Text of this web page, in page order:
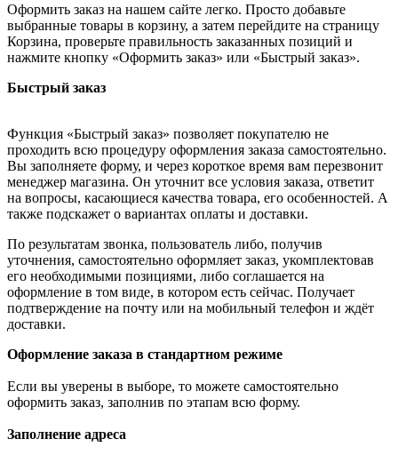
Оформить заказ на нашем сайте легко. Просто добавьте
выбранные товары в корзину, а затем перейдите на страницу
Корзина, проверьте правильность заказанных позиций и
нажмите кнопку «Оформить заказ» или «Быстрый заказ».
Быстрый заказ
Функция «Быстрый заказ» позволяет покупателю не
проходить всю процедуру оформления заказа самостоятельно.
Вы заполняете форму, и через короткое время вам перезвонит
менеджер магазина. Он уточнит все условия заказа, ответит
на вопросы, касающиеся качества товара, его особенностей. А
также подскажет о вариантах оплаты и доставки.
По результатам звонка, пользователь либо, получив
уточнения, самостоятельно оформляет заказ, укомплектовав
его необходимыми позициями, либо соглашается на
оформление в том виде, в котором есть сейчас. Получает
подтверждение на почту или на мобильный телефон и ждёт
доставки.
Оформление заказа в стандартном режиме
Если вы уверены в выборе, то можете самостоятельно
оформить заказ, заполнив по этапам всю форму.
Заполнение адреса